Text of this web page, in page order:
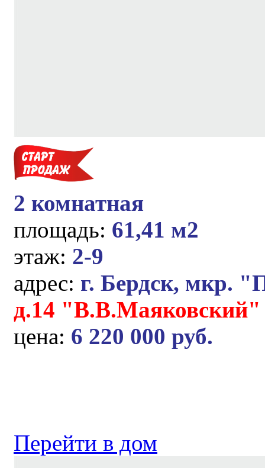
2 комнатная
площадь: 61,41 м2
этаж: 2-9
адрес: г. Бердск, мкр.
д.14 "В.В.Маяковский"
цена: 6 220 000 руб.
Перейти в дом